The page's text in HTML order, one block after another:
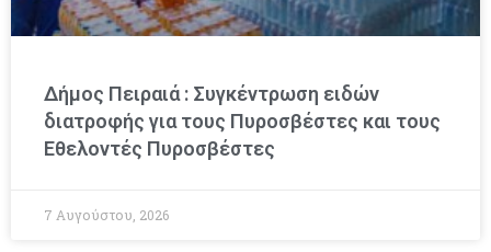
Δήμος Πειραιά : Συγκέντρωση ειδών
διατροφής για τους Πυροσβέστες και τους
Εθελοντές Πυροσβέστες
7 Αυγούστου, 2026